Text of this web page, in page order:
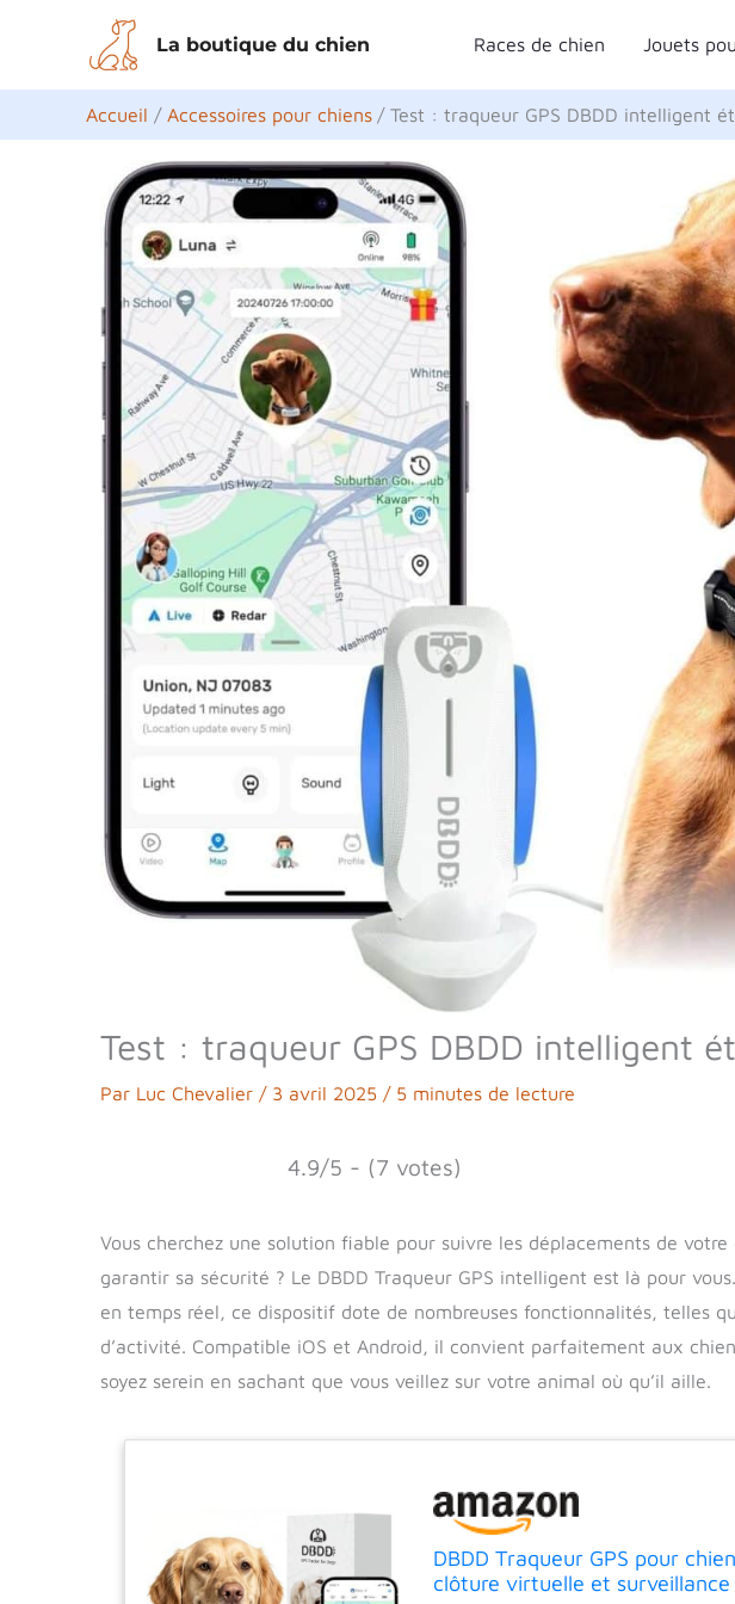
contenu
La boutique du chien Races de chien Jouets
Accueil Accessoires pour chiens Test : traqueur GPS DBDD intelligent
Test : traqueur GPS DBDD intelligent
Par Luc Chevalier / 3 avril 2025 / 5 minutes de lecture
4.9/5 - (7 votes)
Vous cherchez une solution fiable pour suivre les déplacements de
garantir sa sécurité ? Le DBDD Traqueur GPS intelligent est là pour
en temps réel, ce dispositif dote de nombreuses fonctionnalités, telles
d’activité. Compatible iOS et Android, il convient parfaitement aux
soyez serein en sachant que vous veillez sur votre animal où qu’il aille.
DBDD Traqueur GPS pour
clôture virtuelle et